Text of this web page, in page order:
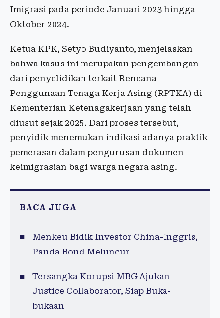
Imigrasi pada periode Januari 2023 hingga
Oktober 2024.
Ketua KPK, Setyo Budiyanto, menjelaskan
bahwa kasus ini merupakan pengembangan
dari penyelidikan terkait Rencana
Penggunaan Tenaga Kerja Asing (RPTKA) di
Kementerian Ketenagakerjaan yang telah
diusut sejak 2025. Dari proses tersebut,
penyidik menemukan indikasi adanya praktik
pemerasan dalam pengurusan dokumen
keimigrasian bagi warga negara asing.
BACA JUGA
Menkeu Bidik Investor China-Inggris,
Panda Bond Meluncur
Tersangka Korupsi MBG Ajukan
Justice Collaborator, Siap Buka-
bukaan